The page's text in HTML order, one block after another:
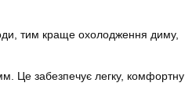
тим краще охолодження диму,
Це забезпечує легку, комфортну